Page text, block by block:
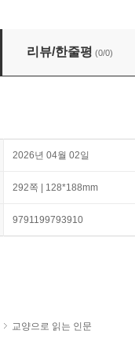
리뷰/한줄평 (0/0)
2026년 04월 02일
292쪽 | 128*188mm
9791199793910
교양으로 읽는 인문